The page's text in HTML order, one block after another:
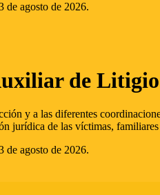
de agosto de 2026.
de
y a las diferentes
jurídica de las víctimas,
de agosto de 2026.